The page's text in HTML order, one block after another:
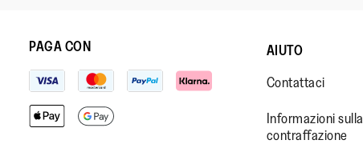
PAGA CON
AIUTO
Contattaci
Informazioni sulla
contraffazione